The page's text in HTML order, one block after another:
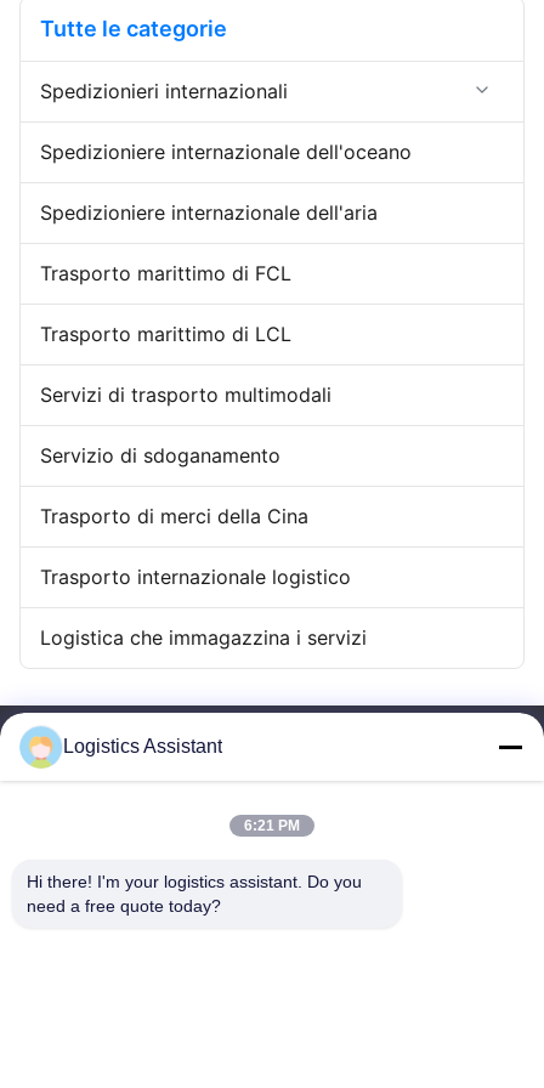
da parte loro. 3. ...
Tutte le categorie
Spedizionieri internazionali
Importazione dell'esportazione dello
spedizioniere
La Cina che immagazzina servizio
Spedizioniere internazionale dell'oceano
Spedizioniere internazionale dell'aria
Trasporto marittimo di FCL
Trasporto marittimo di LCL
Servizi di trasporto multimodali
Servizio di sdoganamento
Trasporto di merci della Cina
Trasporto internazionale logistico
Logistica che immagazzina i servizi
Logistics Assistant
6:21 PM
Hi there! I'm your logistics assistant. Do you
need a free quote today?